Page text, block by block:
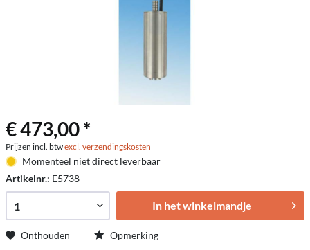
€ 473,00 *
Prijzen incl. btwexcl. verzendingskosten
Momenteel niet direct leverbaar
Artikelnr.: E5738
In het winkelmandje
Onthouden Opmerking